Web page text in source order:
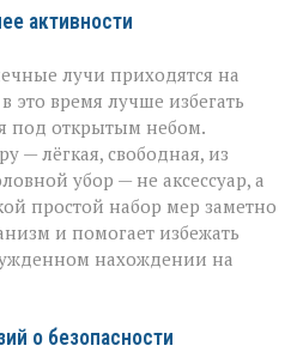
активности
лучи приходятся на
время лучше избегать
под открытым небом.
— лёгкая, свободная, из
убор — не аксессуар, а
простой набор мер заметно
и помогает избежать
нахождении на
о безопасности